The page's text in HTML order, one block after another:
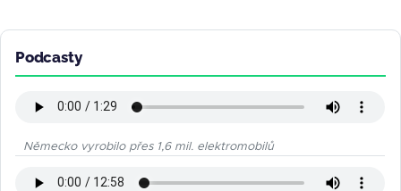
Podcasty
Německo vyrobilo přes 1,6 mil. elektromobilů